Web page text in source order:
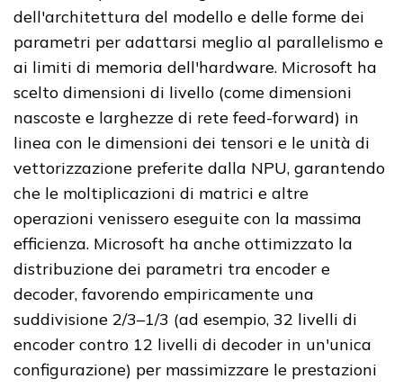
dell'architettura del modello e delle forme dei
parametri per adattarsi meglio al parallelismo e
ai limiti di memoria dell'hardware. Microsoft ha
scelto dimensioni di livello (come dimensioni
nascoste e larghezze di rete feed-forward) in
linea con le dimensioni dei tensori e le unità di
vettorizzazione preferite dalla NPU, garantendo
che le moltiplicazioni di matrici e altre
operazioni venissero eseguite con la massima
efficienza. Microsoft ha anche ottimizzato la
distribuzione dei parametri tra encoder e
decoder, favorendo empiricamente una
suddivisione 2/3–1/3 (ad esempio, 32 livelli di
encoder contro 12 livelli di decoder in un'unica
configurazione) per massimizzare le prestazioni